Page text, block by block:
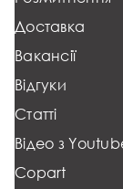
Доставка
Вакансії
Відгуки
Статті
Відео з
Copart